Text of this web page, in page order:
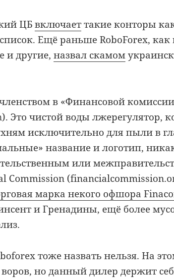
ЦБвключаеттакие конторы
Ещё раньше RoboForex, как
и другие,назвал скамом
в «Финансовой
Это чистой воды лжерегулятор,
исключительно для пыли в
название и логотип,
или
Commission
марка некого офшора
и Гренадины, ещё более
тоже назвать нельзя. На
но данный дилер держит